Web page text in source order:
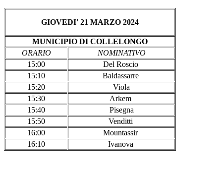
GIOVEDI' 21 MARZO 2024
MUNICIPIO DI COLLELONGO
ORARIO
NOMINATIVO
15:00
Del Roscio
15:10
Baldassarre
15:20
Viola
15:30
Arkem
15:40
Pisegna
15:50
Venditti
16:00
Mountassir
16:10
Ivanova